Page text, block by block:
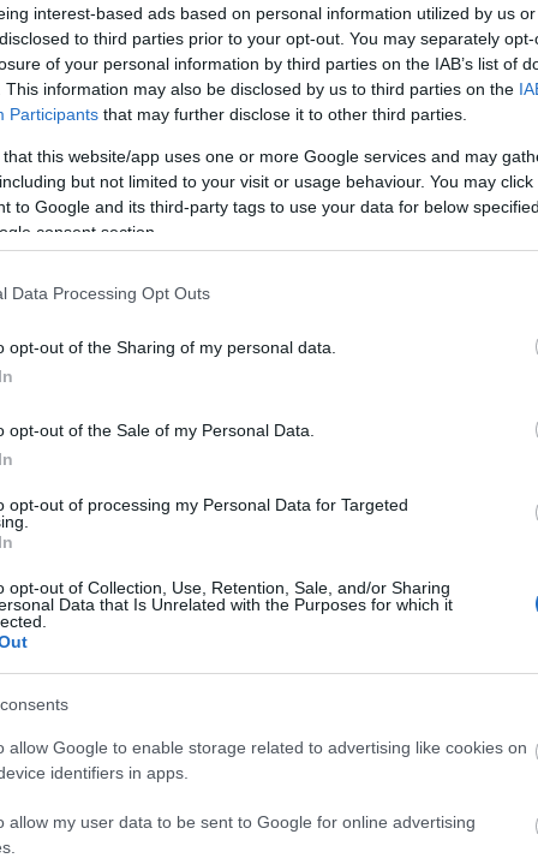
interest-based ads based on personal information utilized by us
to third parties prior to your opt-out. You may separately
of your personal information by third parties on the IAB’s list of
This information may also be disclosed by us to third parties on the
Participants that may further disclose it to other third parties.
that this website/app uses one or more Google services and may
but not limited to your visit or usage behaviour. You may
to Google and its third-party tags to use your data for below
consent section.
Data Processing Opt Outs
opt-out of the Sharing of my personal data.
opt-out of the Sale of my Personal Data.
opt-out of processing my Personal Data for Targeted
opt-out of Collection, Use, Retention, Sale, and/or Sharing
Data that Is Unrelated with the Purposes for which it
allow Google to enable storage related to advertising like cookies on
identifiers in apps.
allow my user data to be sent to Google for online advertising
och skidskytte från och med
idrottare som kommer att representera
i år kommer detta att finnas tillgängligt i
och en läkarkontroll. Men för Ingvild
hårdare än för andra. Om en vecka måste hon
tveksamheter om att en idrottare uppfyller
genomgå noggrannare utredningar för att ta
landslagsläkaren Ove Feragen till TV2.
i början av säsongen 2019/20, eftersom hon
hon knappt tävlat och efter OS-säsongen
petningen började hon sätta ihop sitt eget
veteranen som var Johaugs privata tränare
av dopningsdomen.
VM, och slå sig in i den norska
sedan rapporterade Mikkelsplass att
var under VM i Seefeld 2019. Där tog hon
på tremilen och i stafett, brons i 10 km
Östbergs femte VM.